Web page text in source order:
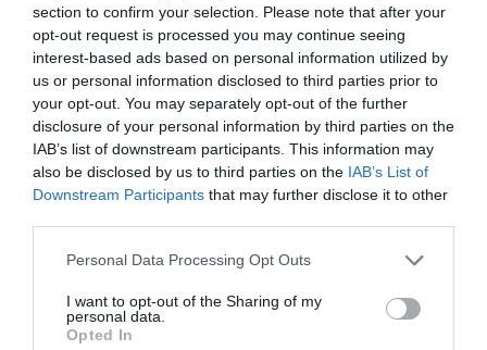
section to confirm your selection. Please note that after your
opt-out request is processed you may continue seeing
interest-based ads based on personal information utilized by
us or personal information disclosed to third parties prior to
your opt-out. You may separately opt-out of the further
disclosure of your personal information by third parties on the
IAB’s list of downstream participants. This information may
also be disclosed by us to third parties on the IAB’s List of
Downstream Participants that may further disclose it to other
Personal Data Processing Opt Outs
I want to opt-out of the Sharing of my
personal data.
Opted In
Του Κώστα Γαζούλη